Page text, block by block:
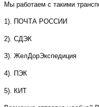
Мы работаем с такими
1). ПОЧТА РОССИИ
2). СДЭК
3). ЖелДорЭкспедиция
4). ПЭК
5). КИТ